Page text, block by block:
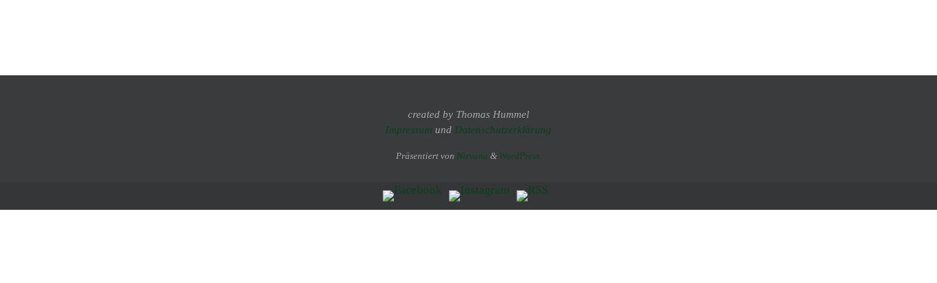
created by Thomas Hummel
Impressum und Datenschutzerklärung
Präsentiert von Nirvana & WordPress.